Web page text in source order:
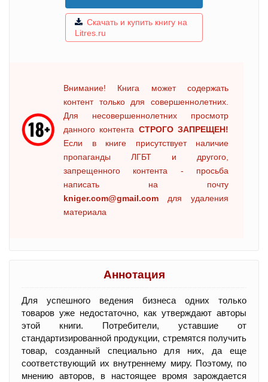
Скачать и купить книгу на
Litres.ru
Внимание! Книга может содержать
контент только для совершеннолетних.
Для несовершеннолетних просмотр
данного контента СТРОГО ЗАПРЕЩЕН!
Если в книге присутствует наличие
пропаганды ЛГБТ и другого,
запрещенного контента - просьба
написать на почту
kniger.com@gmail.com для удаления
материала
Аннотация
Для успешного ведения бизнеса одних только
товаров уже недостаточно, как утверждают авторы
этой книги. Потребители, уставшие от
стандартизированной продукции, стремятся получить
товар, созданный специально для них, да еще
соответствующий их внутреннему миру. Поэтому, по
мнению авторов, в настоящее вромя зарождается